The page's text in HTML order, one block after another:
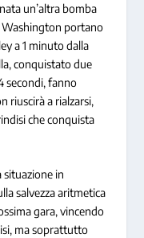
un’altra bomba
Washington portano
a 1 minuto dalla
conquistato due
secondi, fanno
riuscirà a rialzarsi,
che conquista
situazione in
salvezza aritmetica
gara, vincendo
ma soprattutto